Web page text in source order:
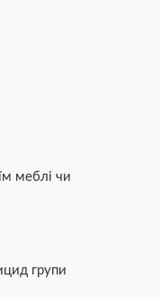
меблі чи
групи